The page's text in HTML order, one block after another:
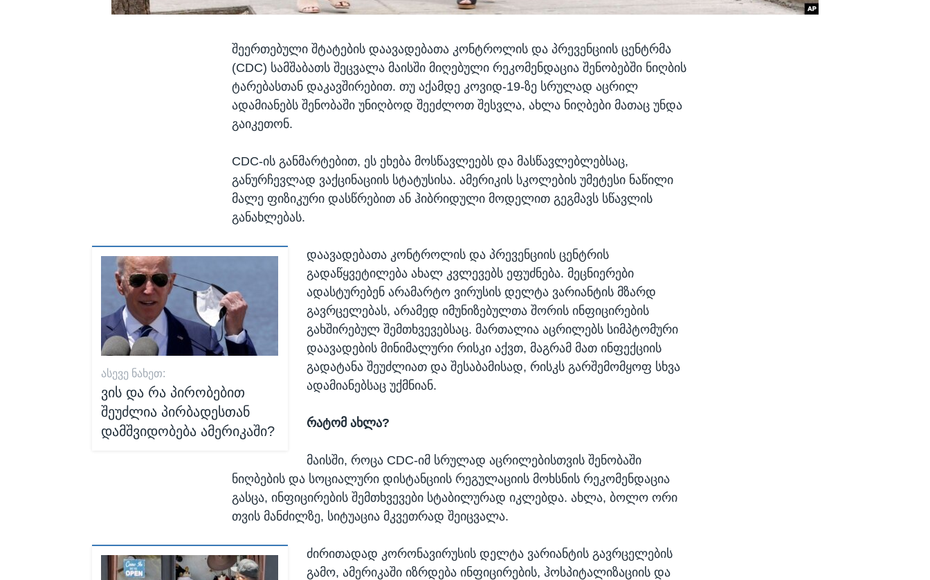
შეერთებული შტატების დაავადებათა კონტროლის და პრევენციის ცენტრმა
(CDC) სამშაბათს შეცვალა მაისში მიღებული რეკომენდაცია შენობებში ნიღბის
ტარებასთან დაკავშირებით. თუ აქამდე კოვიდ-19-ზე სრულად აცრილ
ადამიანებს შენობაში უნიღბოდ შეეძლოთ შესვლა, ახლა ნიღბები მათაც უნდა
გაიკეთონ.
CDC-ის განმარტებით, ეს ეხება მოსწავლეებს და მასწავლებლებსაც,
განურჩევლად ვაქცინაციის სტატუსისა. ამერიკის სკოლების უმეტესი ნაწილი
მალე ფიზიკური დასწრებით ან ჰიბრიდული მოდელით გეგმავს სწავლის
განახლებას.
ᲐᲡᲔᲕᲔ ᲜᲐᲮᲔᲗ:
ვის და რა პირობებით
შეუძლია პირბადესთან
დამშვიდობება ამერიკაში?
დაავადებათა კონტროლის და პრევენციის ცენტრის
გადაწყვეტილება ახალ კვლევებს ეფუძნება. მეცნიერები
ადასტურებენ არამარტო ვირუსის დელტა ვარიანტის მზარდ
გავრცელებას, არამედ იმუნიზებულთა შორის ინფიცირების
გახშირებულ შემთხვევებსაც. მართალია აცრილებს სიმპტომური
დაავადების მინიმალური რისკი აქვთ, მაგრამ მათ ინფექციის
გადატანა შეუძლიათ და შესაბამისად, რისკს გარშემომყოფ სხვა
ადამიანებსაც უქმნიან.
რატომ ახლა?
მაისში, როცა CDC-იმ სრულად აცრილებისთვის შენობაში
ნიღბების და სოციალური დისტანციის რეგულაციის მოხსნის რეკომენდაცია
გასცა, ინფიცირების შემთხვევები სტაბილურად იკლებდა. ახლა, ბოლო ორი
თვის მანძილზე, სიტუაცია მკვეთრად შეიცვალა.
ძირითადად კორონავირუსის დელტა ვარიანტის გავრცელების
გამო, ამერიკაში იზრდება ინფიცირების, ჰოსპიტალიზაციის და